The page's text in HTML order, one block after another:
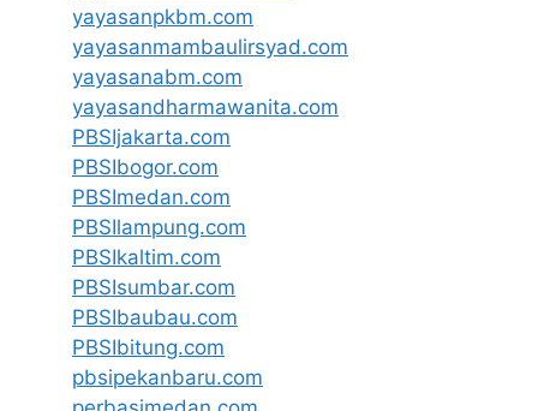
yayasanpkbm.com
yayasanmambaulirsyad.com
yayasanabm.com
yayasandharmawanita.com
PBSIjakarta.com
PBSIbogor.com
PBSImedan.com
PBSIlampung.com
PBSIkaltim.com
PBSIsumbar.com
PBSIbaubau.com
PBSIbitung.com
pbsipekanbaru.com